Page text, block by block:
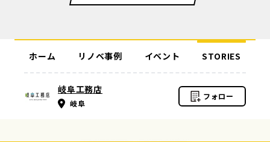
岐阜工務店
岐阜
フォロー
ホーム リノベ事例 イベント STORIES